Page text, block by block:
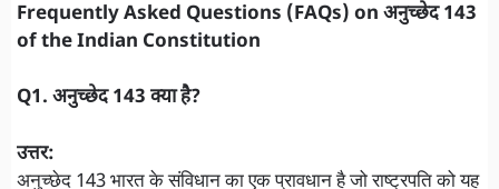
Frequently Asked Questions (FAQs) on अनुच्छेद 143
of the Indian Constitution
Q1. अनुच्छेद 143 क्या है?
उत्तर:
अनुच्छेद 143 भारत के संविधान का एक प्रावधान है जो राष्ट्रपति को यह